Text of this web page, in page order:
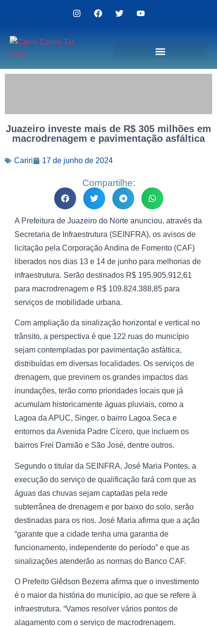
Juazeiro investe mais de R$ 305 milhões em
macrodrenagem e pavimentação asfáltica
Cariri 17 de junho de 2024
Compartilhe:
A Prefeitura de Juazeiro do Norte anunciou, através da
Secretaria de Infraestrutura (SEINFRA), os avisos de
licitação pela Corporação Andina de Fomento (CAF)
liberados nos dias 13 e 14 de junho para melhorias de
infraestrutura. Serão destinados R$ 195.905.912,61
para macrodrenagem e R$ 109.824.388,85 para
serviços de mobilidade urbana.
Com ampliação da sinalização horizontal e vertical no
trânsito, a perspectiva é que 122 ruas do município
sejam contempladas por pavimentação asfáltica,
distribuídas em diversas localidades. Os serviços de
drenagem, que previnem os grandes impactos das
inundações, terão como prioridades locais que já
acumulam historicamente águas pluviais, como a
Lagoa da APUC, Singer, o bairro Lagoa Seca e
entornos da Avenida Padre Cícero, que incluem os
bairros Frei Damião e São José, dentre outros.
Segundo o titular da SEINFRA, José Maria Pontes, a
execução do serviço de qualificação fará com que as
águas das chuvas sejam captadas pela rede
subterrânea de drenagem e por baixo do solo, serão
destinadas para os rios. José Maria afirma que a ação
“garante que a cidade tenha uma garantia de
funcionamento, independente do período” e que as
sinalizações atenderão as normas do Banco CAF.
O Prefeito Glêdson Bezerra afirma que o investimento
é o maior da história do município, ao que se refere à
infraestrutura. “Vamos resolver vários pontos de
alagamento com o serviço de macrodrenagem.